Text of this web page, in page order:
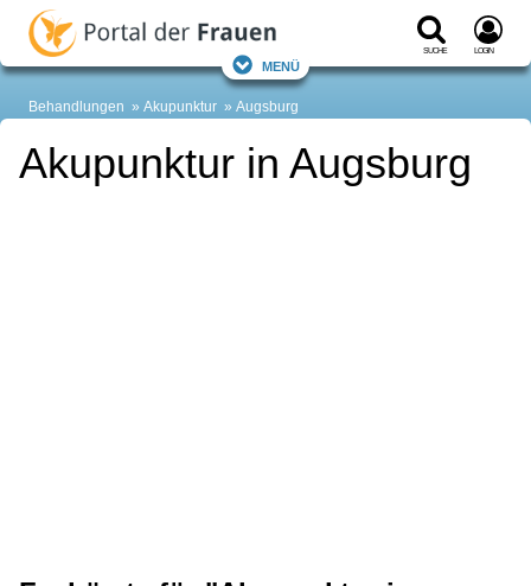
Suche Login
Menü
Behandlungen Akupunktur Augsburg
Akupunktur in Augsburg